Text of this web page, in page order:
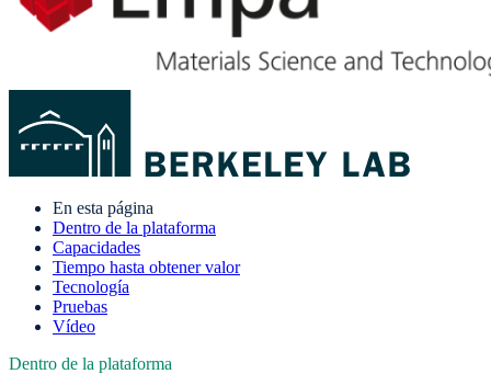
En esta página
Dentro de la plataforma
Capacidades
Tiempo hasta obtener valor
Tecnología
Pruebas
Vídeo
Dentro de la plataforma